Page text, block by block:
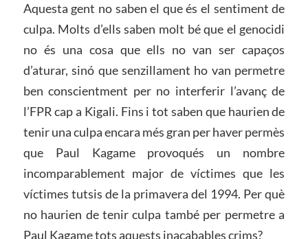
Aquesta gent no saben el que és el sentiment de
culpa. Molts d’ells saben molt bé que el genocidi
no és una cosa que ells no van ser capaços
d’aturar, sinó que senzillament ho van permetre
ben conscientment per no interferir l’avanç de
l’FPR cap a Kigali. Fins i tot saben que haurien de
tenir una culpa encara més gran per haver permès
que Paul Kagame provoqués un nombre
incomparablement major de víctimes que les
víctimes tutsis de la primavera del 1994. Per què
no haurien de tenir culpa també per permetre a
Paul Kagame tots aquests inacabables crims?